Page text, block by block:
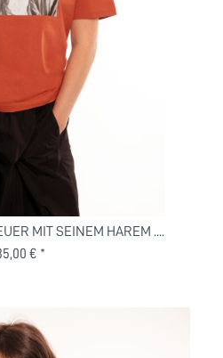
MIT SEINEM HAREM ....
€ *